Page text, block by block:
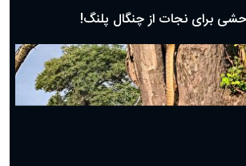
برای نجات از چنگال پلنگ!